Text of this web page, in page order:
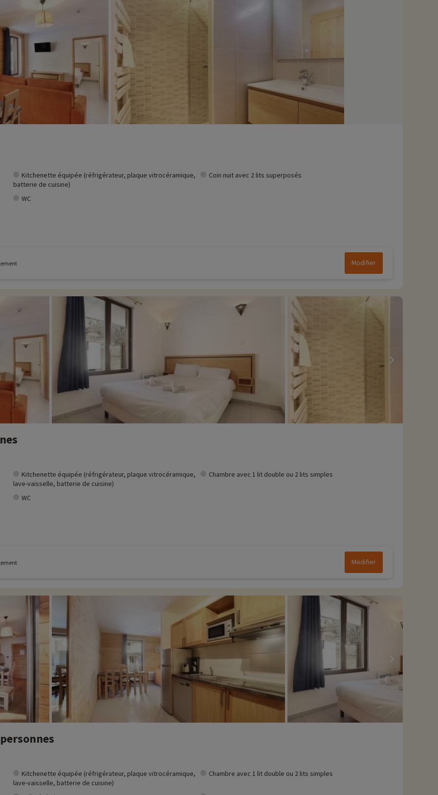
Kitchenette équipée (réfrigérateur, plaque vitrocéramique,
batterie de cuisine)
Coin nuit avec 2 lits superposés
WC
Modifier
Kitchenette équipée (réfrigérateur, plaque vitrocéramique,
lave-vaisselle, batterie de cuisine)
Chambre avec 1 lit double ou 2 lits simples
WC
Modifier
Kitchenette équipée (réfrigérateur, plaque vitrocéramique,
lave-vaisselle, batterie de cuisine)
Chambre avec 1 lit double ou 2 lits simples